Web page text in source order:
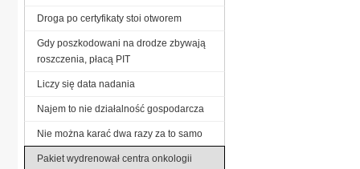
Droga po certyfikaty stoi otworem
Gdy poszkodowani na drodze zbywają
roszczenia, płacą PIT
Liczy się data nadania
Najem to nie działalność gospodarcza
Nie można karać dwa razy za to samo
Pakiet wydrenował centra onkologii